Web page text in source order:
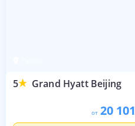
5 Grand Hyatt Beijing
от 20 101